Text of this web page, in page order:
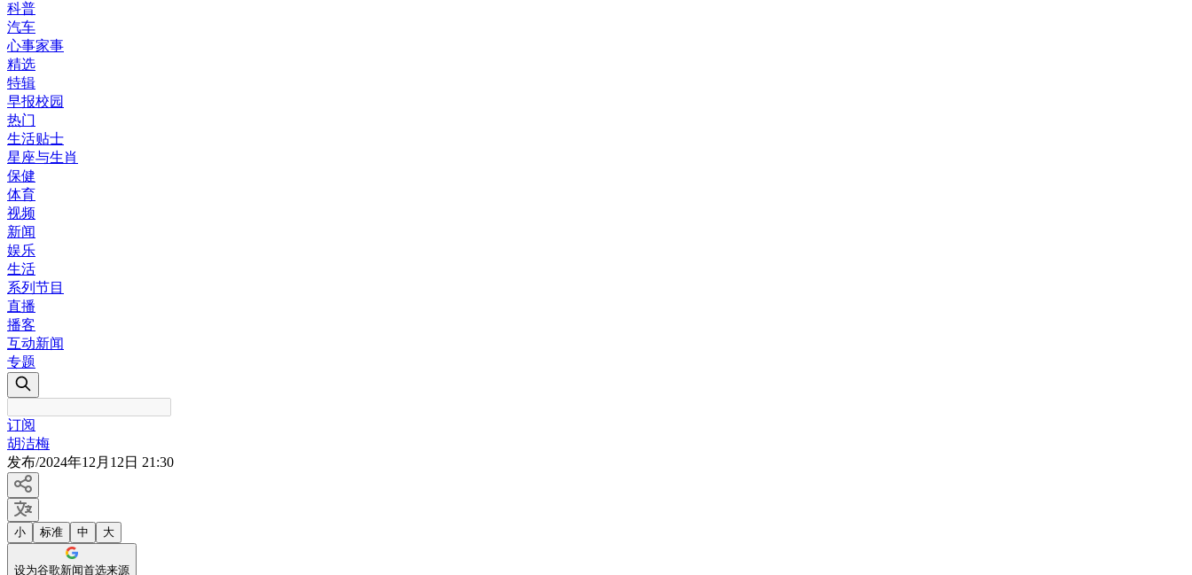
科普
汽车
心事家事
精选
特辑
早报校园
热门
生活贴士
星座与生肖
保健
体育
视频
新闻
娱乐
生活
系列节目
直播
播客
互动新闻
专题
订阅
胡洁梅
发布/2024年12月12日 21:30
小 标准 中 大
设为谷歌新闻首选来源